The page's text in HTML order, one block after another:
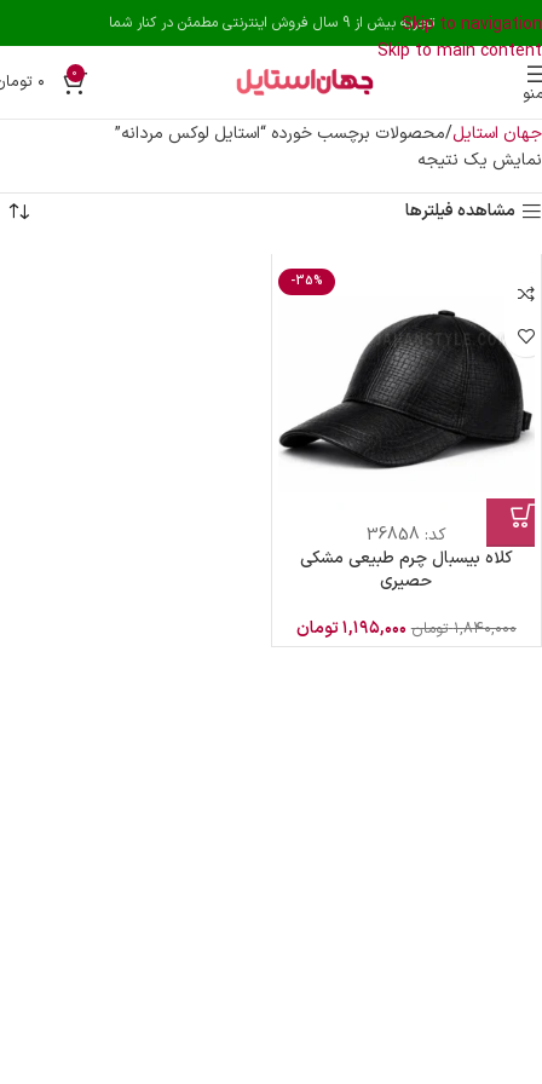
Skip to navigation
Skip to main content
تجربه بیش از 9 سال فروش اینترنتی مطمئن در کنار شما
0 ۰
جهان استایل محصولات برچسب خورده “استایل لوکس مردانه”
نمایش یک نتیجه
مشاهده فیلترها
-35%
کد: 36858
کلاه بیسبال چرم طبیعی مشکی
حصیری
۱,۸۴۰,۰۰۰ تومان ۱,۱۹۵,۰۰۰تومان